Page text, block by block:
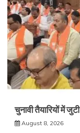
चुनावी तैयारियों में
August 8, 2026